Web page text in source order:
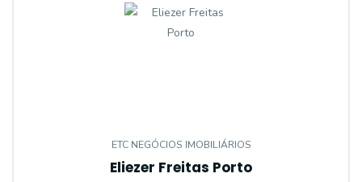
ETC NEGÓCIOS IMOBILIÁRIOS
Eliezer Freitas Porto